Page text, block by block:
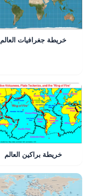
خريطة جغرافيات العالم
خريطة براكين العالم